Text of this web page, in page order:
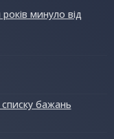
минуло від
бажань